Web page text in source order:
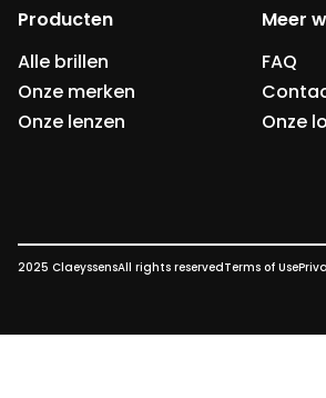
Producten
Alle brillen
Onze merken
Onze lenzen
Meer
FAQ
Onze
2025 ClaeyssensAll rights reservedTerms of Use